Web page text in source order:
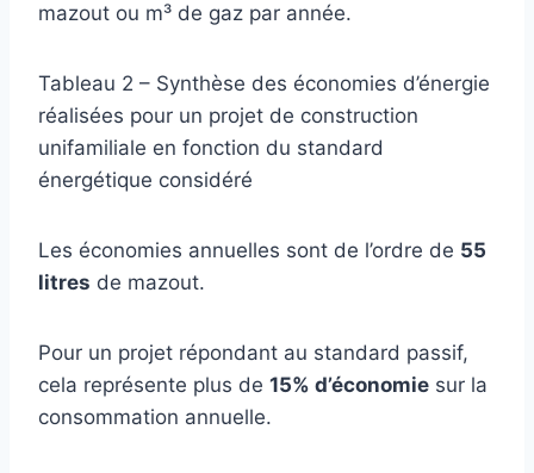
mazout ou m³ de gaz par année.
Tableau 2 – Synthèse des économies d’énergie
réalisées pour un projet de construction
unifamiliale en fonction du standard
énergétique considéré
Les économies annuelles sont de l’ordre de 55
litres de mazout.
Pour un projet répondant au standard passif,
cela représente plus de 15% d’économie sur la
consommation annuelle.